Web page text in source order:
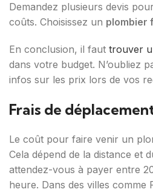
Demandez plusieurs devis
coûts. Choisissez un plombier
En conclusion, il faut trouver
dans votre budget. N’oubliez
infos sur les prix lors de vos
Frais de
Le coût pour faire venir un
Cela dépend de la distance et
attendez-vous à payer entre
heure. Dans des villes comme